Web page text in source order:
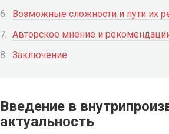
Возможные сложности и пути их
Авторское мнение и
Заключение
Введение в
актуальность